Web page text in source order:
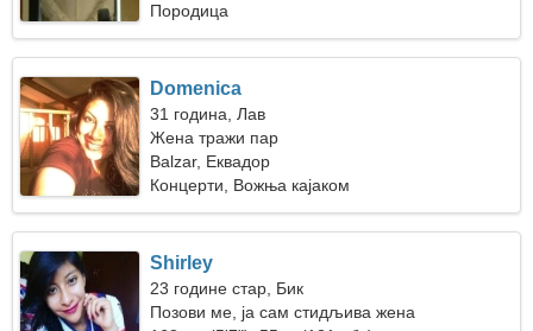
Породица
Domenica
31 година, Лав
Жена тражи пар
Balzar, Еквадор
Концерти, Вожња кајаком
Shirley
23 године стар, Бик
Позови ме, ја сам стидљива жена